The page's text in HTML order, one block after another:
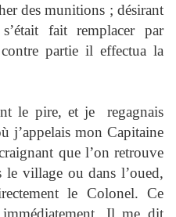
des munitions ; désirant
fait remplacer par
partie il effectua la
le pire, et je regagnais
j’appelais mon Capitaine
que l’on retrouve
le village ou dans l’oued,
le Colonel. Ce
Il me dit